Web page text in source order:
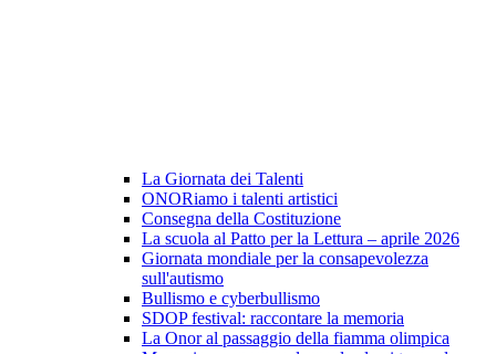
La Giornata dei Talenti
ONORiamo i talenti artistici
Consegna della Costituzione
La scuola al Patto per la Lettura – aprile 2026
Giornata mondiale per la consapevolezza
sull'autismo
Bullismo e cyberbullismo
SDOP festival: raccontare la memoria
La Onor al passaggio della fiamma olimpica